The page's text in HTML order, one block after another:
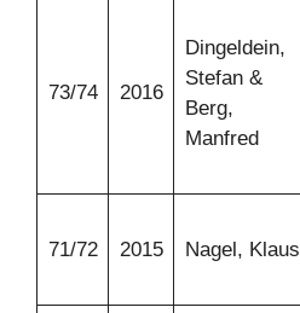
73/74 2016
Dingeldein,
Stefan &
Berg,
Manfred
71/72 2015 Nagel, Klaus